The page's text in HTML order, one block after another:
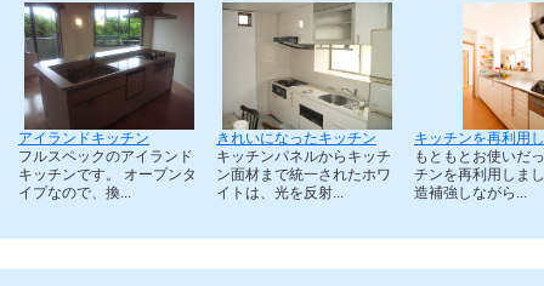
アイランドキッチン
フルスペックのアイランド
キッチンです。 オープンタ
イプなので、換...
きれいになったキッチン
キッチンパネルからキッチ
ン面材まで統一されたホワ
イトは、光を反射...
キッチンを再利用
もともとお使いだ
チンを再利用しま
造補強しながら...